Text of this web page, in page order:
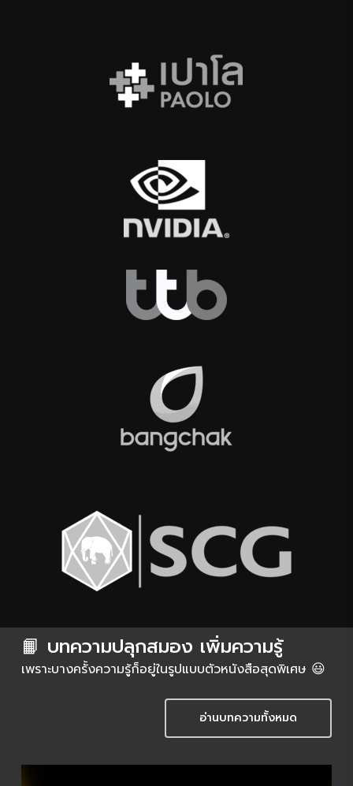
📙 บทความปลุกสมอง เพิ่มความรู้
เพราะบางครั้งความรู้ก็อยู่ในรูปแบบตัวหนังสือสุดพิเศษ​
อ่านบทความทั้งหมด